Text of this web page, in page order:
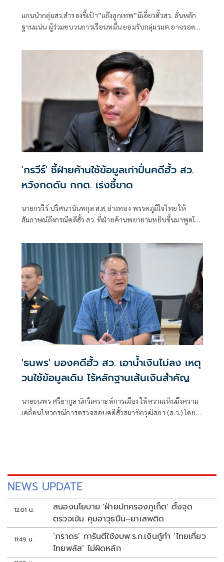
แกนนำกลุ่มสว.สำรองชี้เป้า”แก๊งลูกเทพ”มีเอี่ยวฮั้วสว. ลั่นหลัก
ฐานแน่น ผู้ร่วมขบวนการเรือนหมื่น ยอมรับกลุ่มรมต.อาจรอด
ส่งศาลฎีกาสอย 138 สว.โดนร้องเอาผิดติดคุก!
'กรวีร์' ชี้ฝ่ายค้านใช้ข้อมูลเก่าปั่นคดีฮั้ว สว.
หวังกดดัน กกต. เร่งชี้ขาด
นายกรวีร์ ปริศนานันทกุล ส.ส.อ่างทอง พรรคภูมิใจไทย ให้
สัมภาษณ์ถึงกรณีคดีฮั้ว สว. ที่ฝ่ายค้านพยายามหยิบขึ้นมาพูดใน
ไม่ได้กังวล เพราะทั้งหมดอยู่ในขั้นตอนของ คณะกรรมการการ
'ธนพร' มองคดีฮั้ว สว. เอาน้ำเงินไม่ลง เหตุ
วนใช้ข้อมูลเดิม ไร้หลักฐานเส้นเงินสำคัญ
นายธนพร ศรียากูล นักวิเคราะห์การเมือง ให้ความเห็นถึงความ
เคลื่อนไหวกรณีการตรวจสอบคดีฮั้วสมาชิกวุฒิสภา (ส.ว.) โดย
NEWS UPDATE
12:01 น.
สนองนโยบาย 'ฝ่ายปกครองภูเก็ต' ตั้งจุด
ตรวจเข้ม คุมอาวุธปืน–ยาเสพติด
11:49 น.
‘ภราดร’ การันตีใช้งบพ.ร.ก.เงินกู้ทำ ‘ไทยเที่ยว
ไทยพลัส’ ไม่ผิดหลัก